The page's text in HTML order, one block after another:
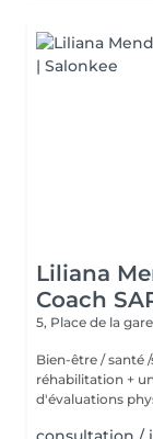
Liliana
Coach
5, Place de la gare
Bien-être / santé /sport - Deux studios de
réhabilitation + une
d'évaluations